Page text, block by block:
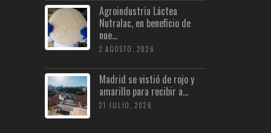
Agroindustria Láctea
Nutralac, en beneficio de
nue...
2 AGOSTO, 2026
Madrid se vistió de rojo y
amarillo para recibir a...
21 JULIO, 2026